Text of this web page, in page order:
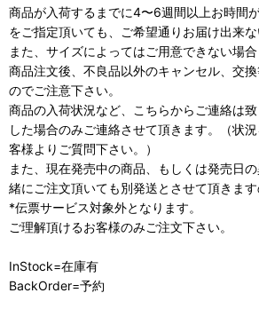
商品が入荷するまでに4〜6週間以上お時間
をご指定頂いても、ご希望通りお届け出来な
また、サイズによってはご用意できない場合
商品注文後、不良品以外のキャンセル、交
のでご注意下さい。
商品の入荷状況など、こちらからご連絡は
した場合のみご連絡させて頂きます。（状
客様よりご質問下さい。）
また、現在発売中の商品、もしくは発売日
緒にご注文頂いても別発送とさせて頂きます
*伝票サービス対象外となります。
ご理解頂けるお客様のみご注文下さい。
InStock=在庫有
BackOrder=予約